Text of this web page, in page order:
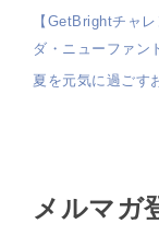
【GetBrightチャ
ダ・ニューファン
夏を元気に過ごす
メルマガ